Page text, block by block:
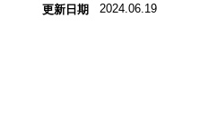
更新日期 2024.06.19